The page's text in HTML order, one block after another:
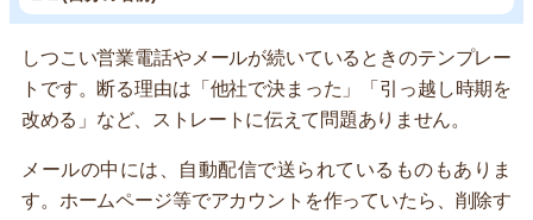
しつこい営業電話やメールが続いているときのテンプレー
トです。断る理由は「他社で決まった」「引っ越し時期を
改める」など、ストレートに伝えて問題ありません。
メールの中には、自動配信で送られているものもありま
す。ホームページ等でアカウントを作っていたら、削除す